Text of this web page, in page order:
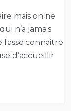
mais on ne
n’a jamais
fasse connaitre
d’accueillir